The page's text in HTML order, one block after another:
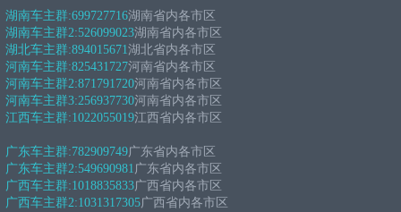
湖南车主群:699727716湖南省内各市区
湖南车主群2:526099023湖南省内各市区
湖北车主群:894015671湖北省内各市区
河南车主群:825431727河南省内各市区
河南车主群2:871791720河南省内各市区
河南车主群3:256937730河南省内各市区
江西车主群:1022055019江西省内各市区
广东车主群:782909749广东省内各市区
广东车主群2:549690981广东省内各市区
广西车主群:1018835833广西省内各市区
广西车主群2:1031317305广西省内各市区